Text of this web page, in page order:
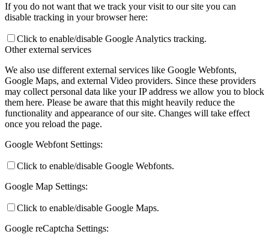
If you do not want that we track your visit to our site you can
disable tracking in your browser here:
Click to enable/disable Google Analytics tracking.
Other external services
We also use different external services like Google Webfonts,
Google Maps, and external Video providers. Since these providers
may collect personal data like your IP address we allow you to block
them here. Please be aware that this might heavily reduce the
functionality and appearance of our site. Changes will take effect
once you reload the page.
Google Webfont Settings:
Click to enable/disable Google Webfonts.
Google Map Settings:
Click to enable/disable Google Maps.
Google reCaptcha Settings: